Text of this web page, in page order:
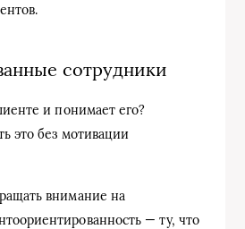
сотрудники
и понимает его?
это без мотивации
внимание на
— ту, что